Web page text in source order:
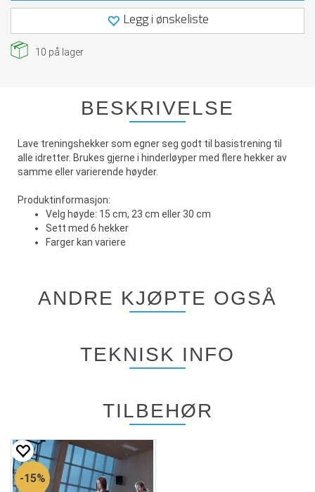
Legg i ønskeliste
10 på lager
BESKRIVELSE
Lave treningshekker som egner seg godt til basistrening til
alle idretter. Brukes gjerne i hinderløyper med flere hekker av
samme eller varierende høyder.
Produktinformasjon:
Velg høyde: 15 cm, 23 cm eller 30 cm
Sett med 6 hekker
Farger kan variere
ANDRE KJØPTE OGSÅ
TEKNISK INFO
TILBEHØR
15%